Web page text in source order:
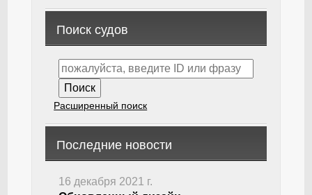
Поиск судов
Расширенный поиск
Последние новости
16 декабря 2021 г.